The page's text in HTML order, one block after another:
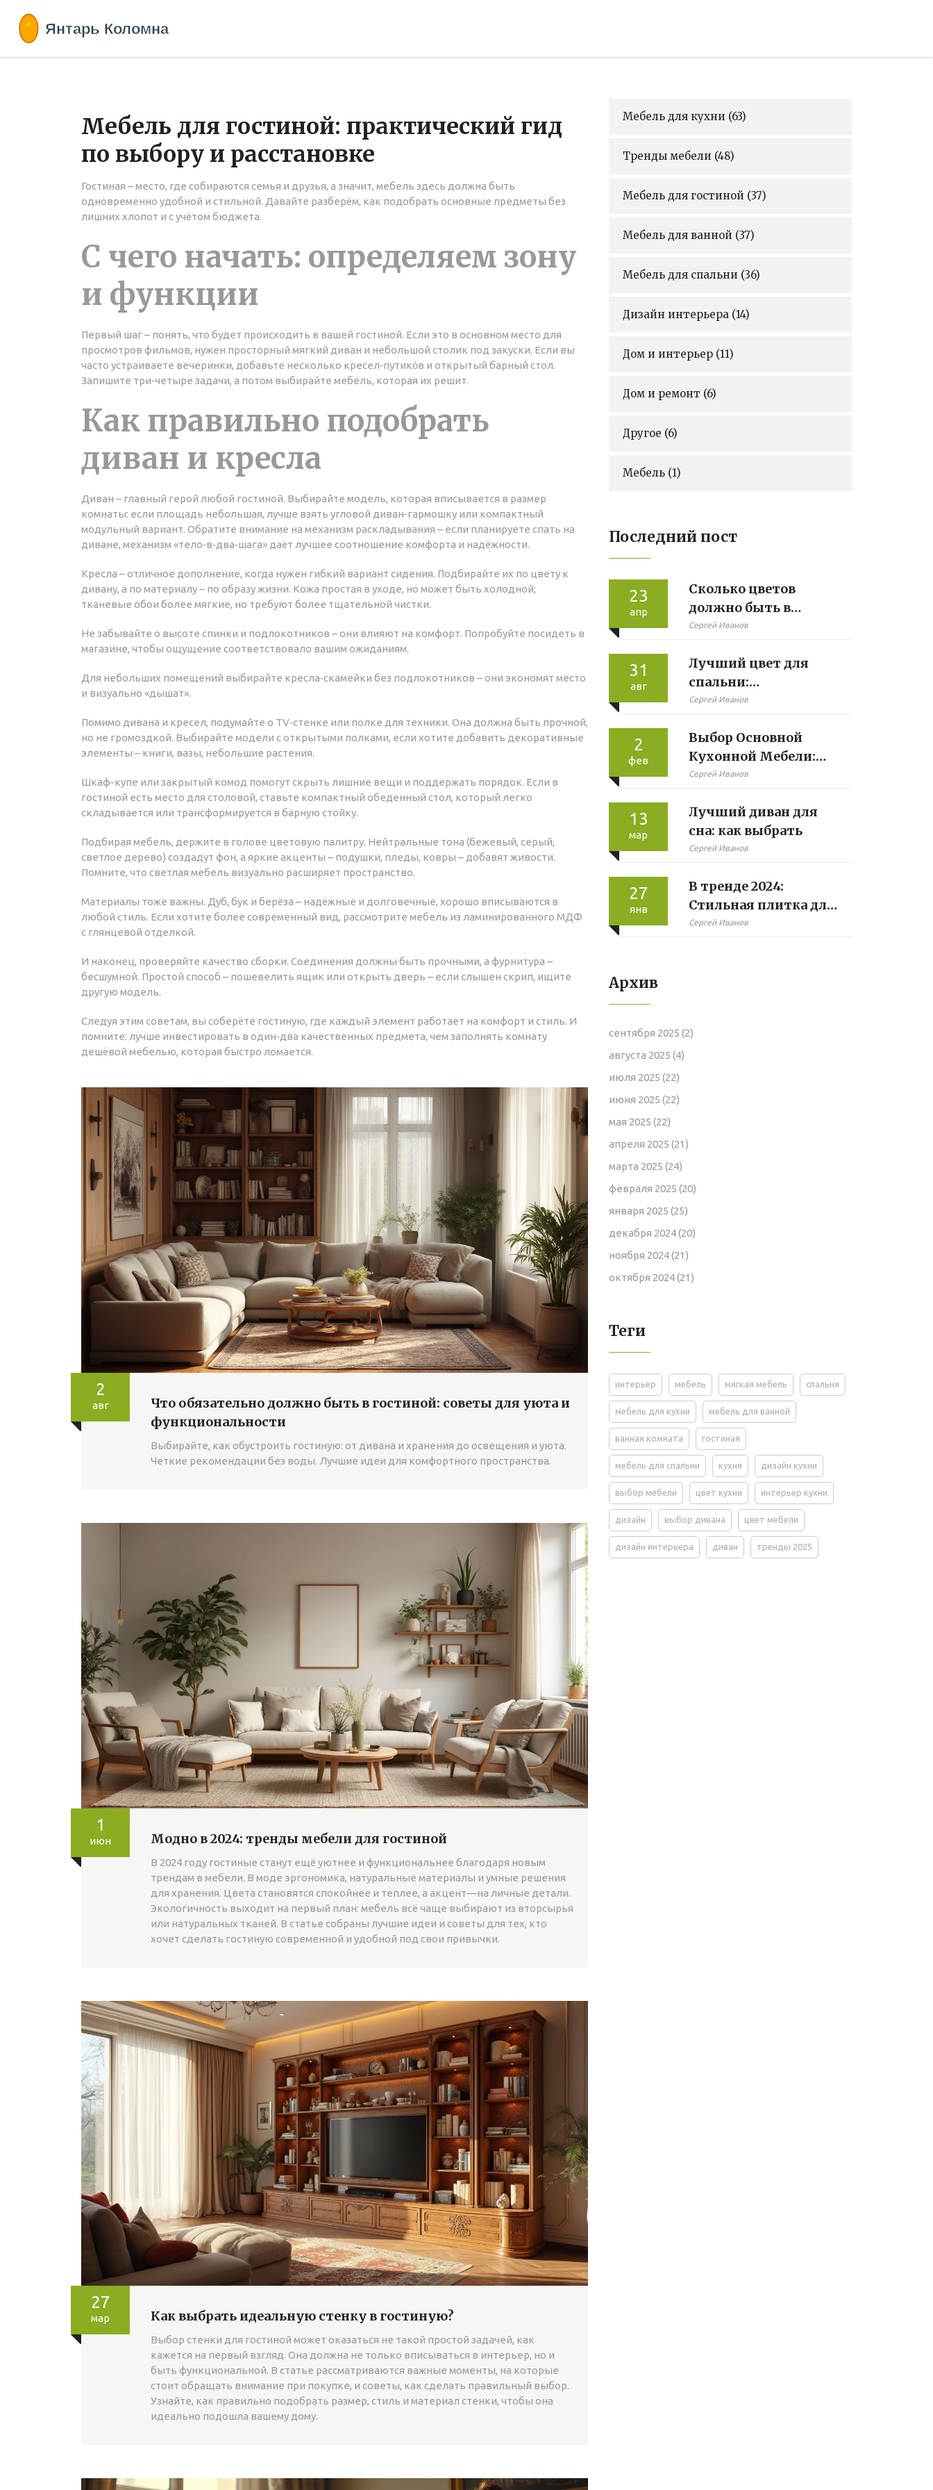
Мебель для гостиной: практический гид
по выбору и расстановке
Гостиная – место, где собираются семья и друзья, а значит, мебель здесь должна быть
одновременно удобной и стильной. Давайте разберём, как подобрать основные предметы без
лишних хлопот и с учётом бюджета.
С чего начать: определяем зону
и функции
Первый шаг – понять, что будет происходить в вашей гостиной. Если это в основном место для
просмотров фильмов, нужен просторный мягкий диван и небольшой столик под закуски. Если вы
часто устраиваете вечеринки, добавьте несколько кресел‑путико́в и открытый барный стол.
Запишите три‑четыре задачи, а потом выбирайте мебель, которая их решит.
Как правильно подобрать
диван и кресла
Диван – главный герой любой гостиной. Выбирайте модель, которая вписывается в размер
комнаты: если площадь небольшая, лучше взять угловой диван‑гармошку или компактный
модульный вариант. Обратите внимание на механизм раскладывания – если планируете спать на
диване, механизм «тело‑в‑два‑шага» даёт лучшее соотношение комфорта и надёжности.
Кресла – отличное дополнение, когда нужен гибкий вариант сидения. Подбирайте их по цвету к
дивану, а по материалу – по образу жизни. Кожа простая в уходе, но может быть холодной;
тканевые обои более мягкие, но требуют более тщательной чистки.
Не забывайте о высоте спинки и подлокотников – они влияют на комфорт. Попробуйте посидеть в
магазине, чтобы ощущение соответствовало вашим ожиданиям.
Для небольших помещений выбирайте кресла‑скамейки без подлокотников – они экономят место
и визуально «дышат».
Помимо дивана и кресел, подумайте о TV‑стенке или полке для техники. Она должна быть прочной,
но не громоздкой. Выбирайте модели с открытыми полками, если хотите добавить декоративные
элементы – книги, вазы, небольшие растения.
Шкаф-купе или закрытый комод помогут скрыть лишние вещи и поддержать порядок. Если в
гостиной есть место для столовой, ставьте компактный обеденный стол, который легко
складывается или трансформируется в барную стойку.
Подбирая мебель, держите в голове цветовую палитру. Нейтральные тона (бежевый, серый,
светлое дерево) создадут фон, а яркие акценты – подушки, пледы, ковры – добавят живости.
Помните, что светлая мебель визуально расширяет пространство.
Материалы тоже важны. Дуб, бук и берёза – надёжные и долговечные, хорошо вписываются в
любой стиль. Если хотите более современный вид, рассмотрите мебель из ламинированного МДФ
с глянцевой отделкой.
И наконец, проверяйте качество сборки. Соединения должны быть прочными, а фурнитура –
бесшумной. Простой способ – пошевелить ящик или открыть дверь – если слышен скрип, ищите
другую модель.
Следуя этим советам, вы соберёте гостиную, где каждый элемент работает на комфорт и стиль. И
помните: лучше инвестировать в один‑два качественных предмета, чем заполнять комнату
дешёвой мебелью, которая быстро ломается.
2
авг
Что обязательно должно быть в гостиной: советы для уюта и
функциональности
Выбирайте, как обустроить гостиную: от дивана и хранения до освещения и уюта.
Четкие рекомендации без воды. Лучшие идеи для комфортного пространства.
1
июн Модно в 2024: тренды мебели для гостиной
В 2024 году гостиные станут ещё уютнее и функциональнее благодаря новым
трендам в мебели. В моде эргономика, натуральные материалы и умные решения
для хранения. Цвета становятся спокойнее и теплее, а акцент—на личные детали.
Экологичность выходит на первый план: мебель всё чаще выбирают из вторсырья
или натуральных тканей. В статье собраны лучшие идеи и советы для тех, кто
хочет сделать гостиную современной и удобной под свои привычки.
27
мар Как выбрать идеальную стенку в гостиную?
Выбор стенки для гостиной может оказаться не такой простой задачей, как
кажется на первый взгляд. Она должна не только вписываться в интерьер, но и
быть функциональной. В статье рассматриваются важные моменты, на которые
стоит обращать внимание при покупке, и советы, как сделать правильный выбор.
Узнайте, как правильно подобрать размер, стиль и материал стенки, чтобы она
идеально подошла вашему дому.
Мебель для кухни (63)
Тренды мебели (48)
Мебель для гостиной (37)
Мебель для ванной (37)
Мебель для спальни (36)
Дизайн интерьера (14)
Дом и интерьер (11)
Дом и ремонт (6)
Другое (6)
Мебель (1)
Последний пост
23
апр
Сколько цветов
должно быть в
интерьере кухни?
Сергей Иванов
31
авг
Лучший цвет для
спальни:
психологическое
Сергей Иванов
2
фев
Выбор Основной
Кухонной Мебели:
Как Она Должна
Сергей Иванов
13
мар
Лучший диван для
сна: как выбрать
Сергей Иванов
27
янв
В тренде 2024:
Стильная плитка для
ванной комнаты
Сергей Иванов
Архив
сентября 2025 (2)
августа 2025 (4)
июля 2025 (22)
июня 2025 (22)
мая 2025 (22)
апреля 2025 (21)
марта 2025 (24)
февраля 2025 (20)
января 2025 (25)
декабря 2024(20)
ноября 2024(21)
октября 2024(21)
Теги
интерьер мебель мягкая мебель спальня
мебель для кухни мебель для ванной
ванная комната гостиная
мебель для спальни кухня дизайн кухни
выбор мебели цвет кухни интерьер кухни
дизайн выбор дивана цвет мебели
дизайн интерьера диван тренды 2025